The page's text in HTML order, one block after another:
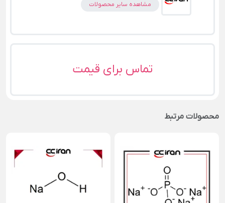
مشاهده سایر محصولات
تماس برای قیمت
محصولات مرتبط